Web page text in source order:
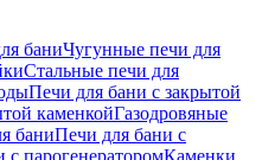
баниЧугунные печи для
Стальные печи для
Печи для бани с закрытой
каменкойГазодровяные
баниПечи для бани с
с парогенераторомКаменки